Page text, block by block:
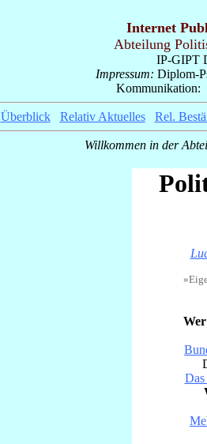
Internet
Abteilung
IP-GIPT
Impressum: Diplom-
Kommunikation:
Überblick_ Relativ Aktuelles_ Rel.
Willkommen in der